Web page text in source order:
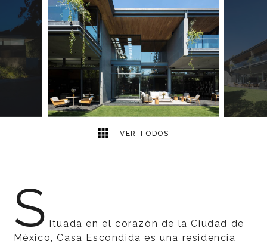
VER TODOS
2
S ituada en el corazón de la Ciudad de
México, Casa Escondida es una residencia